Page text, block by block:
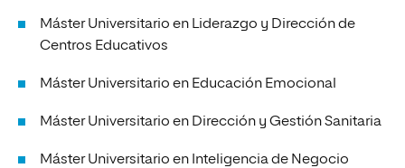
Máster Universitario en Liderazgo y Dirección de
Centros Educativos
Máster Universitario en Educación Emocional
Máster Universitario en Dirección y Gestión Sanitaria
Máster Universitario en Inteligencia de Negocio